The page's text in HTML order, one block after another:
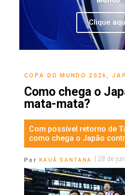
Clique
COPA DO MUNDO 2026 ,
Como chega o
mata-mata?
Com possível retorno de
como chega o Japão
Por KAUÃ SANTANA 28 de